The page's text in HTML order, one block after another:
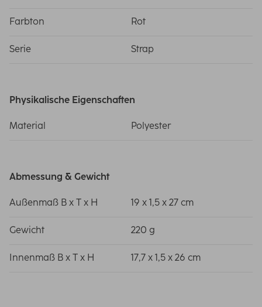
Farbton Rot
Serie Strap
Physikalische Eigenschaften
Material Polyester
Abmessung & Gewicht
Außenmaß B x T x H 19 x 1,5 x 27 cm
Gewicht 220 g
Innenmaß B x T x H 17,7 x 1,5 x 26 cm